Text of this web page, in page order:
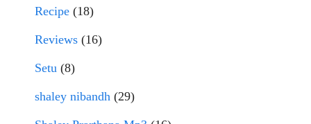
Recipe (18)
Reviews (16)
Setu (8)
shaley nibandh (29)